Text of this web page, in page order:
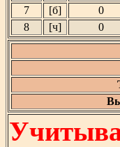
7
[б] 0
8
[ч] 0